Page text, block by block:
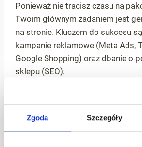
Zgoda Szczegóły
Ponieważ nie tracisz czasu na
Twoim głównym zadaniem jest
na stronie. Kluczem do sukcesu
kampanie reklamowe (Meta Ads,
Google Shopping) oraz dbanie o
sklepu (SEO).